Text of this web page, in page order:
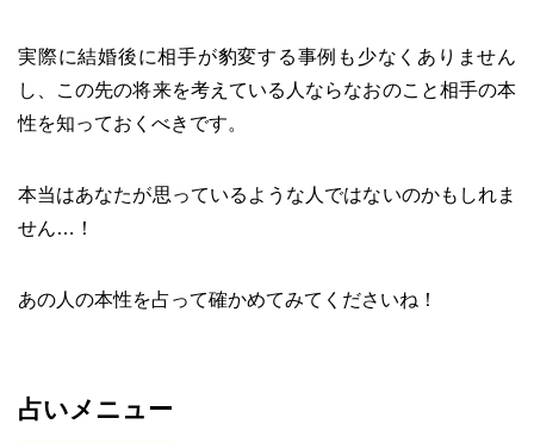
実際に結婚後に相手が豹変する事例も少なくありません
し、この先の将来を考えている人ならなおのこと相手の本
性を知っておくべきです。
本当はあなたが思っているような人ではないのかもしれま
せん…！
あの人の本性を占って確かめてみてくださいね！
占いメニュー